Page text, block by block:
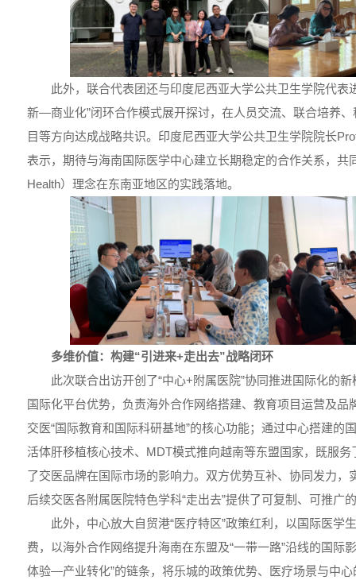
此外，联合代表团还与印度尼西亚大学公共卫生学院代
新—商业化”闭环合作模式展开探讨，在人员交流、联合培养
目等方向达成战略共识。印度尼西亚大学公共卫生学院院长
表示，期待与海南国际医学中心建立长期稳定的合作关系，共
Health）理念在东南亚地区的实践落地。
多维价值：构建“引进来+走出去”战略闭环
此次联合出访开创了“中心+附属医院”协同推进国际化的
国际化平台优势，负责海外合作网络搭建、教育项目运营及品
交医“国际教育和国际科研基地”的核心功能；通过中心搭建的
活体肝移植核心技术、MDT模式推向越南等东盟国家，既服
了交医品牌在国际市场的影响力。双方优势互补、协同发力，
后续交医各附属医院特色学科“走出去”提供了可复制、可推广
此外，中心放大自贸港“医疗特区”政策红利，以国际医学
费，以海外合作网络提升海南在东盟及“一带一路”沿线的国际
体验—产业转化”的链条，将乐城的政策优势、医疗场景与中